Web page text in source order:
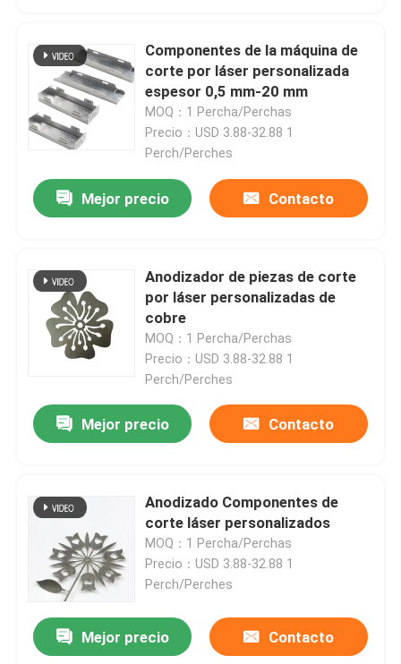
En casa
Productos
Sobre nosotros
Recorrido por la fábrica
Control de calidad
Noticias
Piezas mecanizadas cnc
Piezas de fresado CNC
Componentes de la máquina de
corte por láser personalizada
espesor 0,5 mm-20 mm
MOQ：1 Percha/Perchas
Precio：USD 3.88-32.88 1
Perch/Perches
Mejor precio Contacto
Anodizador de piezas de corte
por láser personalizadas de
cobre
MOQ：1 Percha/Perchas
Precio：USD 3.88-32.88 1
Perch/Perches
Mejor precio Contacto
Anodizado Componentes de
corte láser personalizados
MOQ：1 Percha/Perchas
Precio：USD 3.88-32.88 1
Perch/Perches
Mejor precio Contacto